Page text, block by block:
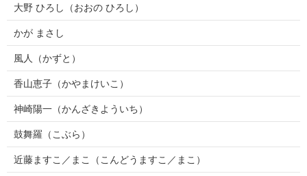
大野 ひろし（おおの ひろし）
かが まさし
風人（かずと）
香山恵子（かやまけいこ）
神崎陽一（かんざきよういち）
鼓舞羅（こぶら）
近藤ますこ／まこ（こんどうますこ／まこ）